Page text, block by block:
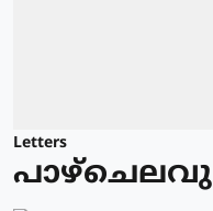
Letters
പാഴ്ചെലവു